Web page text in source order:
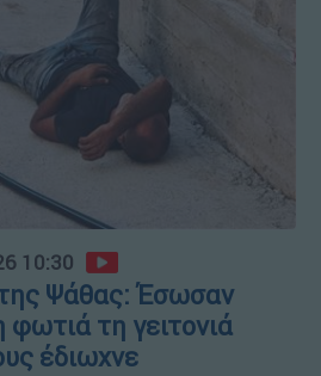
10:30
Ψάθας: Έσωσαν
τη γειτονιά
έδιωχνε